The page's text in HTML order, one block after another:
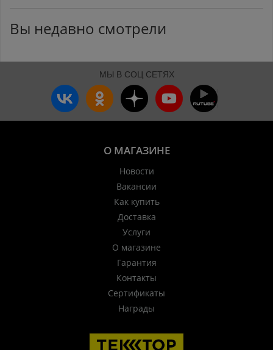
Вы недавно смотрели
МЫ В СОЦ СЕТЯХ
О МАГАЗИНЕ
Новости
Вакансии
Как купить
Доставка
Услуги
О магазине
Гарантия
Контакты
Сертификаты
Награды